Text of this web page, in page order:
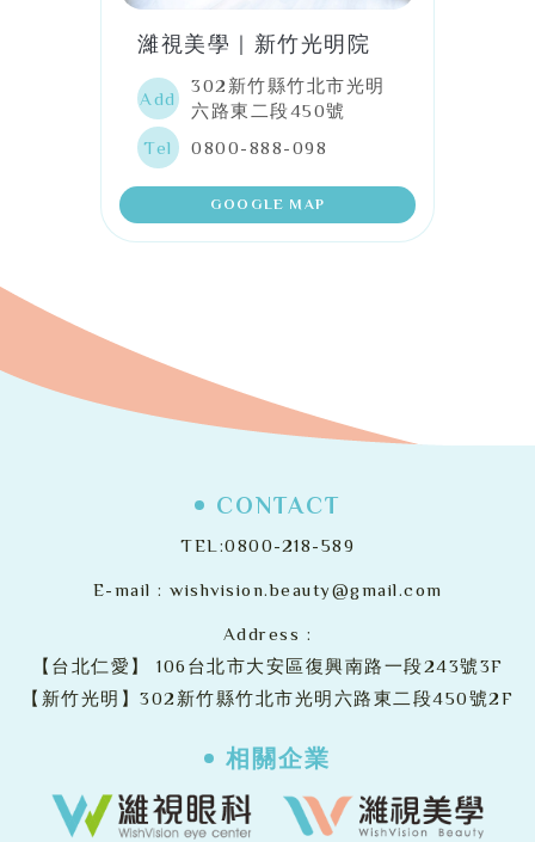
濰視美學｜新竹光明院
Add
302新竹縣竹北市光明
六路東二段450號
Tel
0800-888-098
GOOGLE MAP
CONTACT
TEL:0800-218-589
E-mail : wishvision.beauty@gmail.com
Address :
【台北仁愛】 106台北市大安區復興南路一段243號3F
【新竹光明】302新竹縣竹北市光明六路東二段450號2F
相關企業